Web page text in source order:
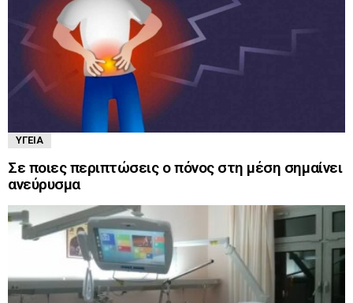
ΥΓΕΊΑ
Σε ποιες περιπτώσεις ο πόνος στη μέση σημαίνει
ανεύρυσμα